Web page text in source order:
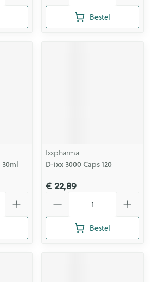
Bestel
Ixxpharma
D-ixx 3000 Caps 120
€ 22,89
Bestel